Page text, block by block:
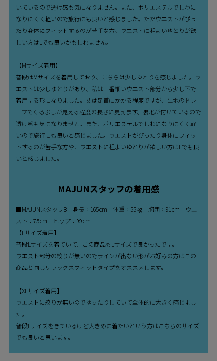
いているので透け感も気になりません。また、ポリエステルでしわに
なりにくく軽いので旅行にも良いと感じました。ただウエストがぴっ
たり身体にフィットするのが苦手な方、ウエストに程よいゆとりが欲
しい方はLでも良いかもしれません。
【Mサイズ着用】
普段はMサイズを着用しており、こちらは少しゆとりを感じました。ウ
エストは少しゆとりがあり、私は一番細いウエスト部分から少し下で
着用する形になりました。丈は足首にかかる程度ですが、生地のドレ
ープでくるぶしが見える程度の長さに見えます。裏地が付いているので
透け感も気になりません。また、ポリエステルでしわになりにくく軽
いので旅行にも良いと感じました。ウエストがぴったり身体にフィッ
トするのが苦手な方や、ウエストに程よいゆとりが欲しい方はLでも良
いと感じました。
MAJUNスタッフの着用感
■MAJUNスタッフB 身長：165cm 体重：55kg 胸囲：91cm ウエ
スト：75cm ヒップ：99cm
【Lサイズ着用】
普段Lサイズを着ていて、この商品もLサイズで良かったです。
ウエスト部分の絞りが無いのでラインが出ない形がお好みの方はこの
商品と同じリラックスフィットタイプをオススメします。
【XLサイズ着用】
ウエストに絞りが無いのでゆったりしていて全体的に大きく感じまし
た。
普段Lサイズをきているけど大きめに着たいという方はこちらのサイズ
でも良いと思います。